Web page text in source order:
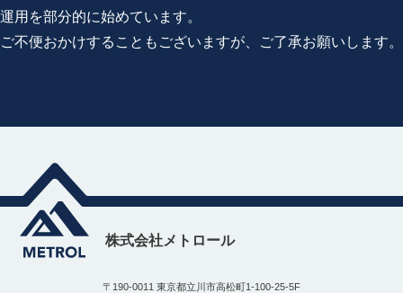
運用を部分的に始めています。
ご不便おかけすることもございますが、ご了承お願いします。
株式会社メトロール
〒190-0011 東京都立川市高松町1-100-25-5F